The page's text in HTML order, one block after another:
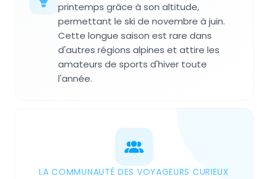
printemps grâce à son altitude,
permettant le ski de novembre à juin.
Cette longue saison est rare dans
d'autres régions alpines et attire les
amateurs de sports d'hiver toute
l'année.
LA COMMUNAUTÉ DES VOYAGEURS CURIEUX